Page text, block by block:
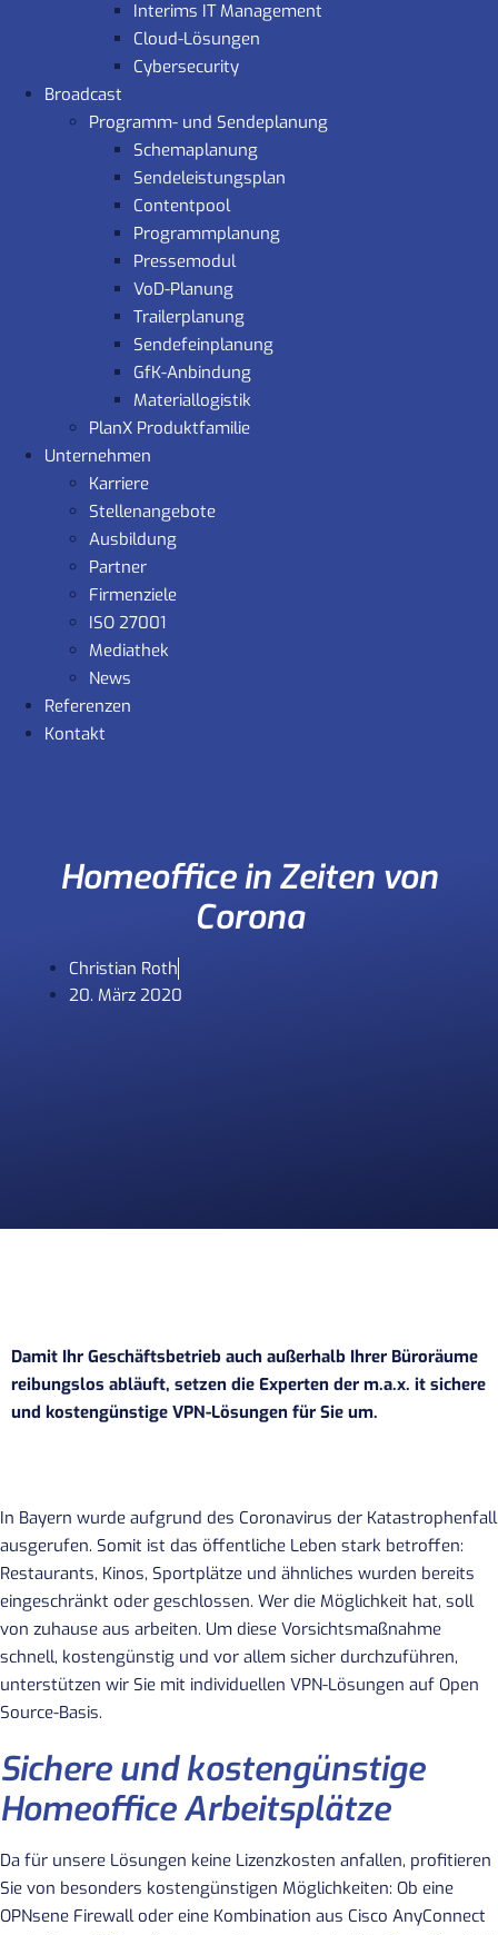
Interims IT Management
Cloud-Lösungen
Cybersecurity
Broadcast
Programm- und Sendeplanung
Schemaplanung
Sendeleistungsplan
Contentpool
Programmplanung
Pressemodul
VoD-Planung
Trailerplanung
Sendefeinplanung
GfK-Anbindung
Materiallogistik
PlanX Produktfamilie
Unternehmen
Karriere
Stellenangebote
Ausbildung
Partner
Firmenziele
ISO 27001
Mediathek
News
Referenzen
Kontakt
Homeoffice in Zeiten von
Corona
Christian Roth
20. März 2020
Damit Ihr Geschäftsbetrieb auch außerhalb Ihrer Büroräume
reibungslos abläuft, setzen die Experten der m.a.x. it sichere
und kostengünstige VPN-Lösungen für Sie um.
In Bayern wurde aufgrund des Coronavirus der Katastrophenfall
ausgerufen. Somit ist das öffentliche Leben stark betroffen:
Restaurants, Kinos, Sportplätze und ähnliches wurden bereits
eingeschränkt oder geschlossen. Wer die Möglichkeit hat, soll
von zuhause aus arbeiten. Um diese Vorsichtsmaßnahme
schnell, kostengünstig und vor allem sicher durchzuführen,
unterstützen wir Sie mit individuellen VPN-Lösungen auf Open
Source-Basis.
Sichere und kostengünstige
Homeoffice Arbeitsplätze
Da für unsere Lösungen keine Lizenzkosten anfallen, profitieren
Sie von besonders kostengünstigen Möglichkeiten: Ob eine
OPNsene Firewall oder eine Kombination aus Cisco AnyConnect